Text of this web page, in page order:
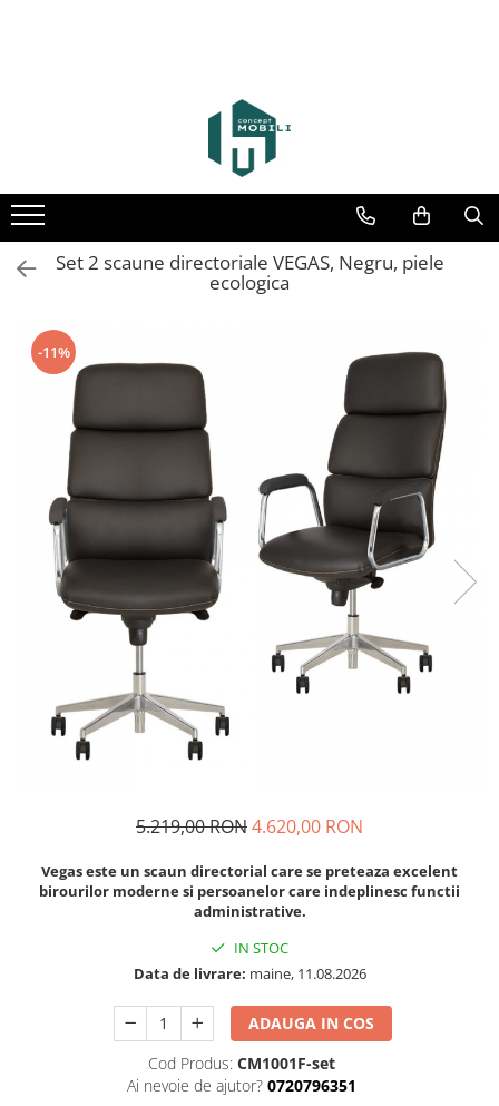
Set 2 scaune directoriale VEGAS, Negru, piele
ecologica
-11%
5.219,00 RON4.620,00 RON
Vegas este un scaun directorial care se preteaza excelent
birourilor moderne si persoanelor care indeplinesc functii
administrative.
IN STOC
Data de livrare: maine, 11.08.2026
ADAUGA IN COS
Cod Produs: CM1001F-set
Ai nevoie de ajutor? 0720796351